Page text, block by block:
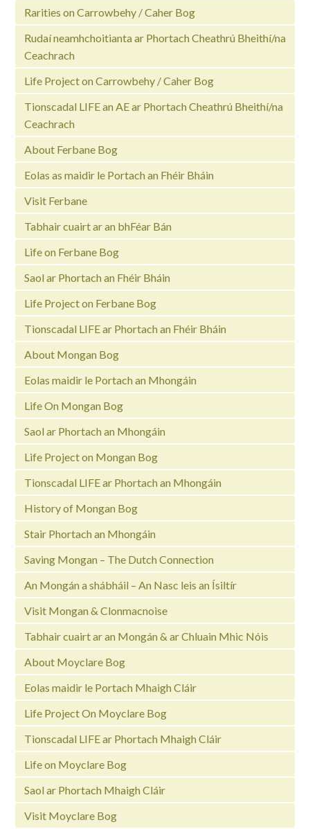
Rarities on Carrowbehy / Caher Bog
Rudaí neamhchoitianta ar Phortach Cheathrú Bheithí/na
Ceachrach
Life Project on Carrowbehy / Caher Bog
Tionscadal LIFE an AE ar Phortach Cheathrú Bheithí/na
Ceachrach
About Ferbane Bog
Eolas as maidir le Portach an Fhéir Bháin
Visit Ferbane
Tabhair cuairt ar an bhFéar Bán
Life on Ferbane Bog
Saol ar Phortach an Fhéir Bháin
Life Project on Ferbane Bog
Tionscadal LIFE ar Phortach an Fhéir Bháin
About Mongan Bog
Eolas maidir le Portach an Mhongáin
Life On Mongan Bog
Saol ar Phortach an Mhongáin
Life Project on Mongan Bog
Tionscadal LIFE ar Phortach an Mhongáin
History of Mongan Bog
Stair Phortach an Mhongáin
Saving Mongan – The Dutch Connection
An Mongán a shábháil – An Nasc leis an Ísiltír
Visit Mongan & Clonmacnoise
Tabhair cuairt ar an Mongán & ar Chluain Mhic Nóis
About Moyclare Bog
Eolas maidir le Portach Mhaigh Cláir
Life Project On Moyclare Bog
Tionscadal LIFE ar Phortach Mhaigh Cláir
Life on Moyclare Bog
Saol ar Phortach Mhaigh Cláir
Visit Moyclare Bog